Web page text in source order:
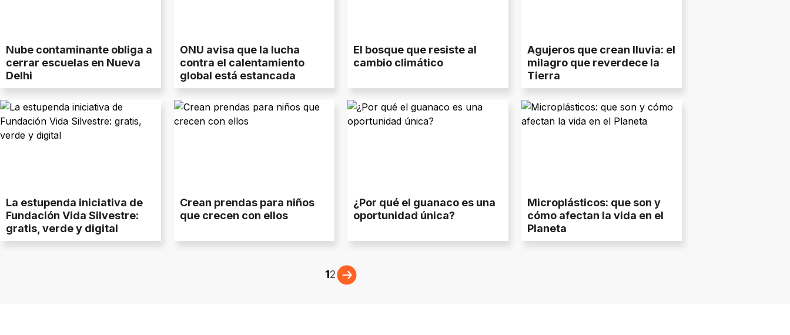
Nube contaminante obliga a
cerrar escuelas en Nueva
Delhi
ONU avisa que la lucha
contra el calentamiento
global está estancada
El bosque que resiste al
cambio climático
Agujeros que crean lluvia: el
milagro que reverdece la
Tierra
La estupenda iniciativa de
Fundación Vida Silvestre:
gratis, verde y digital
Crean prendas para niños
que crecen con ellos
¿Por qué el guanaco es una
oportunidad única?
Microplásticos: que son y
cómo afectan la vida en el
Planeta
12